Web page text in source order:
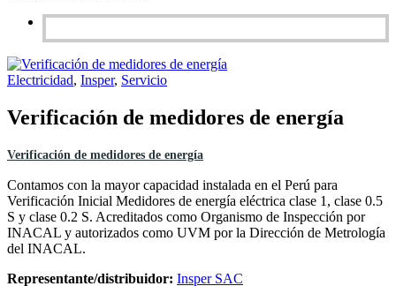
Electricidad, Insper, Servicio
Verificación de medidores de energía
Verificación de medidores de energía
Contamos con la mayor capacidad instalada en el Perú para
Verificación Inicial Medidores de energía eléctrica clase 1, clase 0.5
S y clase 0.2 S. Acreditados como Organismo de Inspección por
INACAL y autorizados como UVM por la Dirección de Metrología
del INACAL.
Representante/distribuidor: Insper SAC